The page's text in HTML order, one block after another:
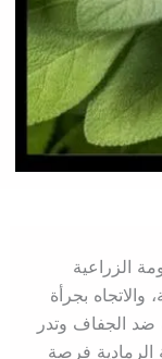
الزراعية
والاتجاه بجرأة
ضد الجفاف وتدر
فرصة